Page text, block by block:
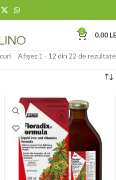
0 0.00
Afișez 1 - 12 din 22 de rezultate